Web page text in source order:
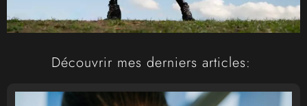
Découvrir mes derniers articles: